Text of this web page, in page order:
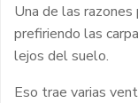
Una de las
prefiriendo las
lejos del suelo.
Eso trae varias